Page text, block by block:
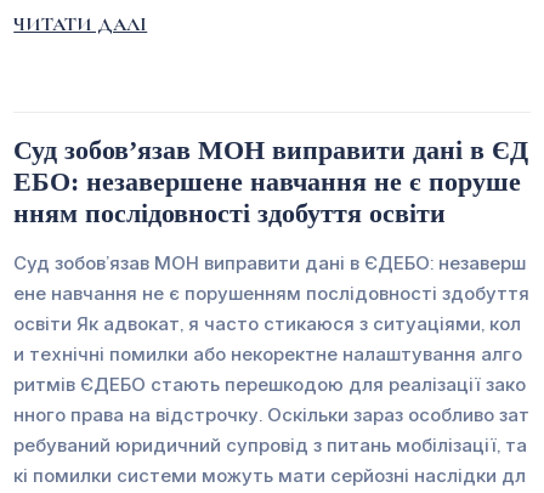
ЧИТАТИ ДАЛІ
Суд зобов’язав МОН виправити дані в ЄД
ЕБО: незавершене навчання не є поруше
нням послідовності здобуття освіти
Суд зобов’язав МОН виправити дані в ЄДЕБО: незаверш
ене навчання не є порушенням послідовності здобуття
освіти Як адвокат, я часто стикаюся з ситуаціями, кол
и технічні помилки або некоректне налаштування алго
ритмів ЄДЕБО стають перешкодою для реалізації зако
нного права на відстрочку. Оскільки зараз особливо зат
ребуваний юридичний супровід з питань мобілізації, та
кі помилки системи можуть мати серйозні наслідки дл